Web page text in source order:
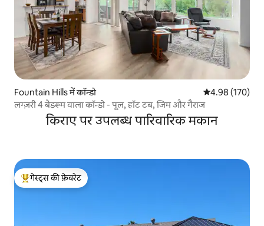
Fountain Hills में कॉन्डो औसत रेटिंग 5 में से
4.98 (170)
लग्ज़री 4 बेडरूम वाला कॉन्डो - पूल, हॉट टब, जिम और गैराज
किराए पर उपलब्ध पारिवारिक मकान
गेस्ट्स का टॉप फ़ेवरेट
गेस्ट्स की फ़ेवरेट